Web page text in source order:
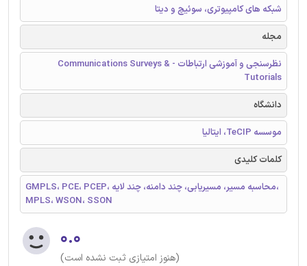
شبکه های کامپیوتری، سوئیچ و دیتا
مجله
نظرسنجی و آموزشی ارتباطات - Communications Surveys &
Tutorials
دانشگاه
موسسه TeCIP، ایتالیا
کلمات کلیدی
GMPLS، PCE، PCEP، محاسبه مسیر، مسیریابی، چند دامنه، چند لایه،
MPLS، WSON، SSON
۰.۰
(هنوز امتیازی ثبت نشده است)